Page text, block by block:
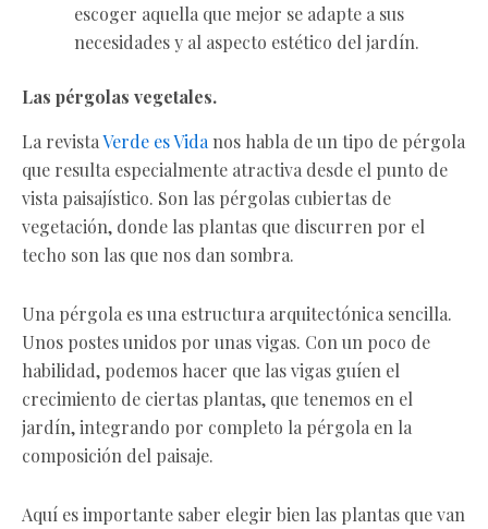
escoger aquella que mejor se adapte a sus
necesidades y al aspecto estético del jardín.
Las pérgolas vegetales.
La revistaVerde es Vida nos habla de un tipo de pérgola
que resulta especialmente atractiva desde el punto de
vista paisajístico. Son las pérgolas cubiertas de
vegetación, donde las plantas que discurren por el
techo son las que nos dan sombra.
Una pérgola es una estructura arquitectónica sencilla.
Unos postes unidos por unas vigas. Con un poco de
habilidad, podemos hacer que las vigas guíen el
crecimiento de ciertas plantas, que tenemos en el
jardín, integrando por completo la pérgola en la
composición del paisaje.
Aquí es importante saber elegir bien las plantas que van